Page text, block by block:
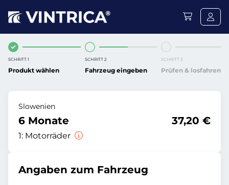
SCHRITT 1
Produkt wählen
SCHRITT 2
Fahrzeug eingeben
SCHRITT 3
Prüfen & losfahren
Slowenien
6 Monate
1: Motorräder
37,20 €
Angaben zum Fahrzeug